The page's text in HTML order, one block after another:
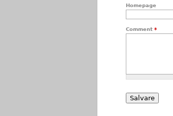
Homepage
Comment *